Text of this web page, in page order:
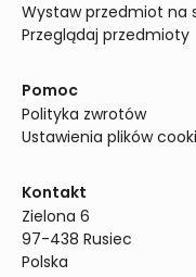
Wystaw przedmiot na
Przeglądaj przedmioty
Pomoc
Polityka zwrotów
Ustawienia plików
Kontakt
Zielona 6
97-438 Rusiec
Polska